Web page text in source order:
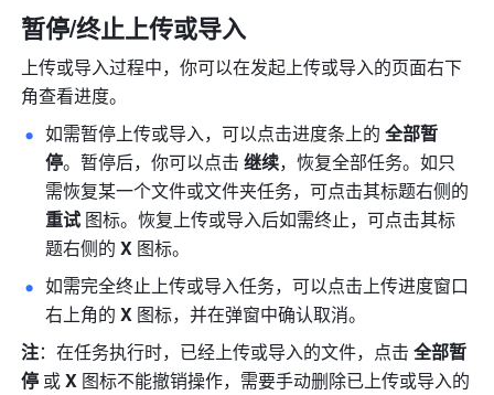
暂停/终止上传或导入
上传或导入过程中，你可以在发起上传或导入的页面右下
角查看进度。
如需暂停上传或导入，可以点击进度条上的 全部暂
停。暂停后，你可以点击 继续，恢复全部任务。如只
重试 图标。恢复上传或导入后如需终止，可点击其标
题右侧的 X 图标。
如需完全终止上传或导入任务，可以点击上传进度窗口
右上角的 X 图标，并在弹窗中确认取消。
注：在任务执行时，已经上传或导入的文件，点击 全部暂
停 或 X 图标不能撤销操作，需要手动删除已上传或导入的